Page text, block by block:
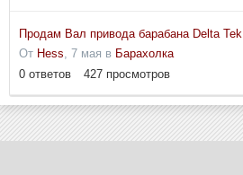
Продам Вал привода барабана Delta Tek
От Hess, 7 мая в Барахолка
0 ответов 427 просмотров